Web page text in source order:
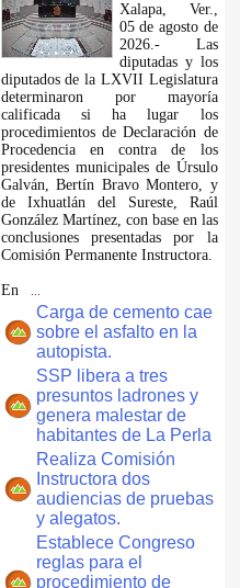
Xalapa, Ver.,
05 de agosto de
2026.- Las
diputadas y los
diputados de la LXVII Legislatura
determinaron por mayoría
calificada si ha lugar los
procedimientos de Declaración de
Procedencia en contra de los
presidentes municipales de Úrsulo
Galván, Bertín Bravo Montero, y
de Ixhuatlán del Sureste, Raúl
González Martínez, con base en las
conclusiones presentadas por la
Comisión Permanente Instructora.
En
Carga de cemento cae
sobre el asfalto en la
autopista.
SSP libera a tres
presuntos ladrones y
genera malestar de
habitantes de La Perla
Realiza Comisión
Instructora dos
audiencias de pruebas
y alegatos.
Establece Congreso
reglas para el
procedimiento de